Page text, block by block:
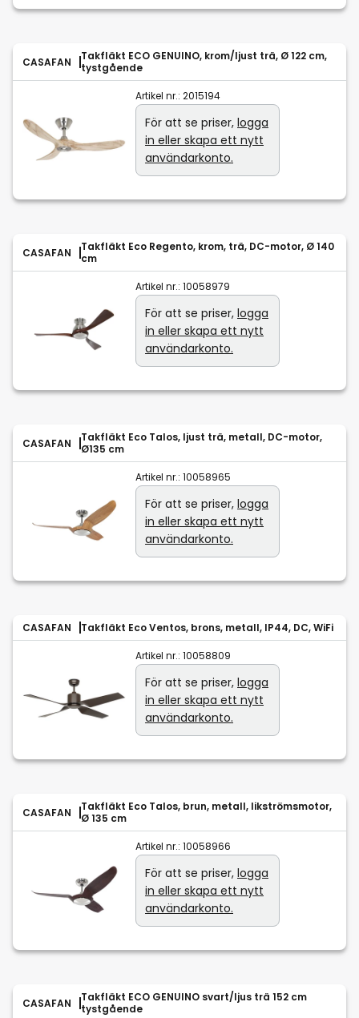
CASAFAN
Takfläkt ECO GENUINO, krom/ljust trä, Ø 122 cm,
tystgående
Artikel nr.: 2015194
För att se priser, logga
in eller skapa ett nytt
användarkonto.
CASAFAN
Takfläkt Eco Regento, krom, trä, DC-motor, Ø 140
cm
Artikel nr.: 10058979
För att se priser, logga
in eller skapa ett nytt
användarkonto.
CASAFAN
Takfläkt Eco Talos, ljust trä, metall, DC-motor,
Ø135 cm
Artikel nr.: 10058965
För att se priser, logga
in eller skapa ett nytt
användarkonto.
CASAFAN Takfläkt Eco Ventos, brons, metall, IP44, DC, WiFi
Artikel nr.: 10058809
För att se priser, logga
in eller skapa ett nytt
användarkonto.
CASAFAN
Takfläkt Eco Talos, brun, metall, likströmsmotor,
Ø 135 cm
Artikel nr.: 10058966
För att se priser, logga
in eller skapa ett nytt
användarkonto.
CASAFAN
Takfläkt ECO GENUINO svart/ljus trä 152 cm
tystgående